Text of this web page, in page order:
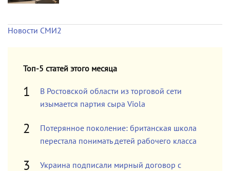
Новости СМИ2
Топ-5 статей этого месяца
В Ростовской области из торговой сети
изымается партия сыра Viola
Потерянное поколение: британская школа
перестала понимать детей рабочего класса
Украина подписали мирный договор с